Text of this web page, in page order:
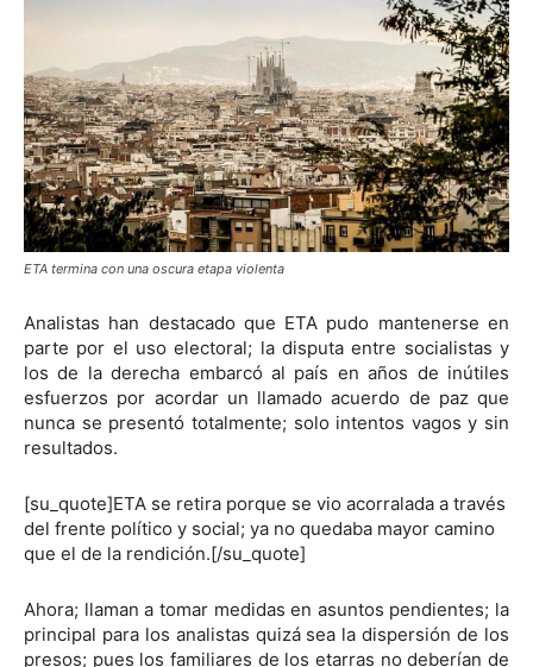
ETA termina con una oscura etapa violenta
Analistas han destacado que ETA pudo mantenerse en
parte por el uso electoral; la disputa entre socialistas y
los de la derecha embarcó al país en años de inútiles
esfuerzos por acordar un llamado acuerdo de paz que
nunca se presentó totalmente; solo intentos vagos y sin
resultados.
[su_quote]ETA se retira porque se vio acorralada a través
del frente político y social; ya no quedaba mayor camino
que el de la rendición.[/su_quote]
Ahora; llaman a tomar medidas en asuntos pendientes; la
principal para los analistas quizá sea la dispersión de los
presos; pues los familiares de los etarras no deberían de